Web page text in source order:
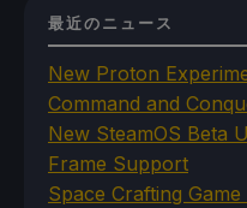
最近のニュース
New Proton
Command and
New SteamOS Beta
Frame Support
Space Crafting